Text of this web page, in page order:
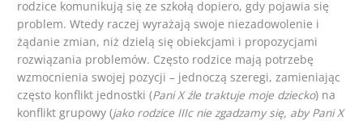
rodzice komunikują się ze szkołą dopiero, gdy pojawia się
problem. Wtedy raczej wyrażają swoje niezadowolenie i
żądanie zmian, niż dzielą się obiekcjami i propozycjami
rozwiązania problemów. Często rodzice mają potrzebę
wzmocnienia swojej pozycji – jednoczą szeregi, zamieniając
często konflikt jednostki (Pani X źle traktuje moje dziecko) na
konflikt grupowy (jako rodzice IIIc nie zgadzamy się, aby Pani X